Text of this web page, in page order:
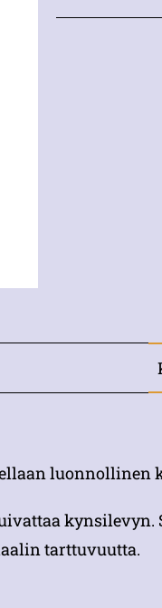
tarttuvuutta.